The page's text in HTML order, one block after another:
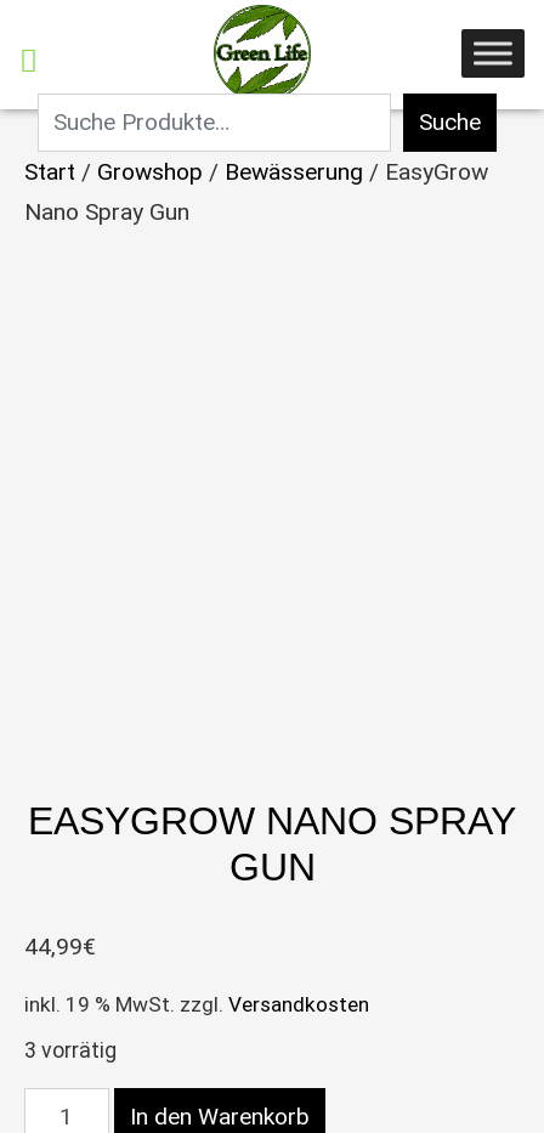
Suche
Start / Growshop / Bewässerung / EasyGrow
Nano Spray Gun
EASYGROW NANO SPRAY
GUN
44,99€
inkl. 19 % MwSt. zzgl. Versandkosten
3 vorrätig
EasyGrow Nano Spray Gun Menge
In den Warenkorb